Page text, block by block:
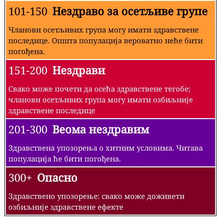
101-150 Нездраво за осетљиве групе
Чланови осетљивих група могу имати здравствене
последице. Општа популација вероватно неће бити
погођена.
151-200 Нездрави
Свако може почети да осећа здравствене тегобе;
чланови осетљивих група могу имати озбиљније
здравствене последице
201-300 Веома нездравим
Здравствена упозорења о хитним условима. Читава
популација ће бити погођена.
300+ Опасно
Здравствено упозорење: свако може доживети
озбиљније здравствене ефекте